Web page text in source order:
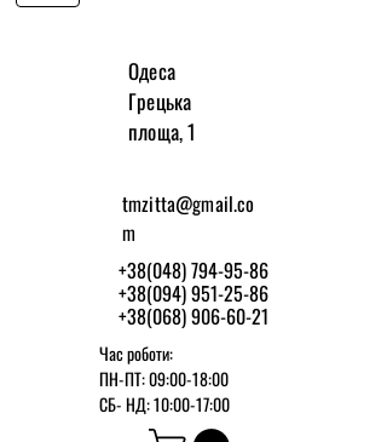
​Одеса
Грецька
площа, 1
tmzitta@gmail.co
m
+38(048) 794-95-86
+38(094) 951-25-86
+38(068) 906-60-21
Час роботи:
ПН-ПТ: 09:00-18:00
СБ-НД: 10:00-17:00